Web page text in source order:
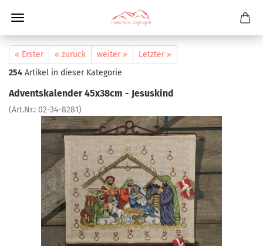
« Erster « zurück weiter »
Letzter »
254 Artikel in dieser Kategorie
Adventskalender 45x38cm - Jesuskind
(Art.Nr.: 02-34-8281)